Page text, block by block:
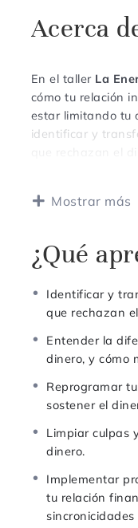
Acerca
En el taller La
cómo tu relación
estar limitando tu
identificar y
diarias,
posibilidades de
argentinos, si
dólares por
preocupaciones!
enviás mensaje
Mostrar más
¿Qué
Identificar y
que rechazan
Entender la
dinero, y cómo
Reprogramar
sostener el
Limpiar culpas
dinero.
Implementar
tu relación
sincronicidades